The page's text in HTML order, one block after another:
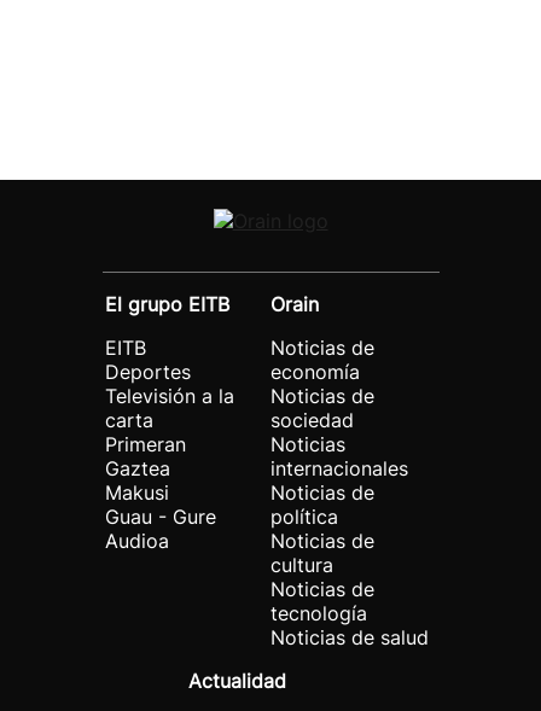
El grupo EITB
EITB
Deportes
Televisión a la
carta
Primeran
Gaztea
Makusi
Guau - Gure
Audioa
Orain
Noticias de
economía
Noticias de
sociedad
Noticias
internacionales
Noticias de
política
Noticias de
cultura
Noticias de
tecnología
Noticias de salud
Actualidad